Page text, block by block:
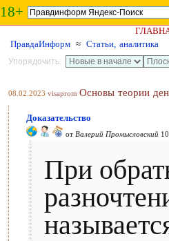
18+
ПравдаИнформ ≈ Статьи, аналитика
Упорядочить:
08.02.2023 visaprom Основы теории
Доказательство
от Валерий Промысловский
При